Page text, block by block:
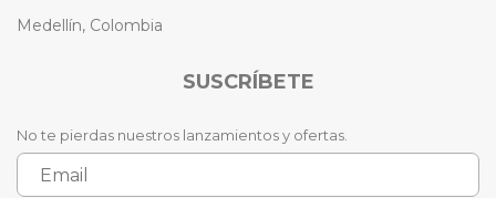
Medellín, Colombia
SUSCRÍBETE
No te pierdas nuestros lanzamientos y ofertas.